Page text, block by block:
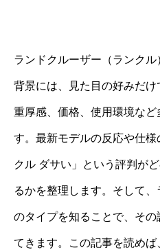
ランドクルーザー（ランク
背景には、見た目の好みだけ
重厚感、価格、使用環境など
す。最新モデルの反応や仕
クル ダサい」という評判が
るかを整理します。そして
のタイプを知ることで、その
てきます。この記事を読めば